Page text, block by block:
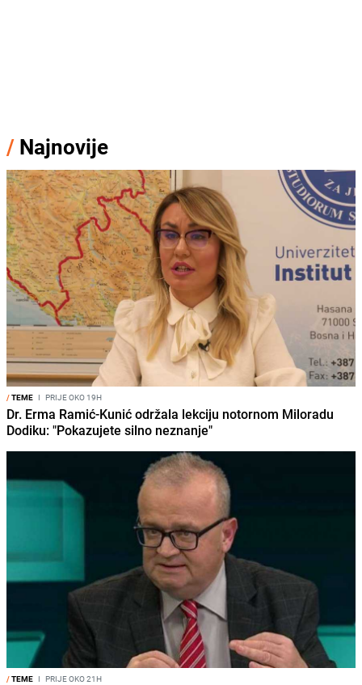
/ Najnovije
/TEME I PRIJE OKO 19H
Dr. Erma Ramić-Kunić održala lekciju notornom Miloradu
Dodiku: "Pokazujete silno neznanje"
/TEME I PRIJE OKO 21H